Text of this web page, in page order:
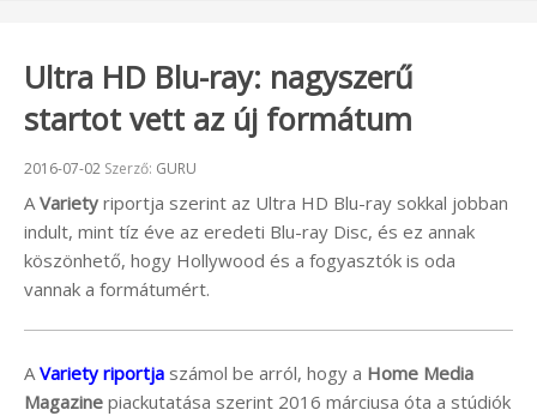
Ultra HD Blu-ray: nagyszerű
startot vett az új formátum
Beküldve:
2016-07-02 Szerző: GURU
A Variety riportja szerint az Ultra HD Blu-ray sokkal jobban
indult, mint tíz éve az eredeti Blu-ray Disc, és ez annak
köszönhető, hogy Hollywood és a fogyasztók is oda
vannak a formátumért.
A Variety riportja számol be arról, hogy a Home Media
Magazine piackutatása szerint 2016 márciusa óta a stúdiók